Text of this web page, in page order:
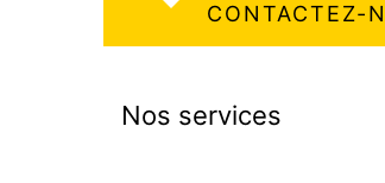
CONTACTEZ-
Nos services